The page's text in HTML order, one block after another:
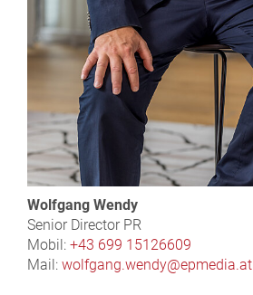
Wolfgang Wendy
Senior Director PR
Mobil: +43 699 15126609
Mail: wolfgang.wendy@epmedia.at